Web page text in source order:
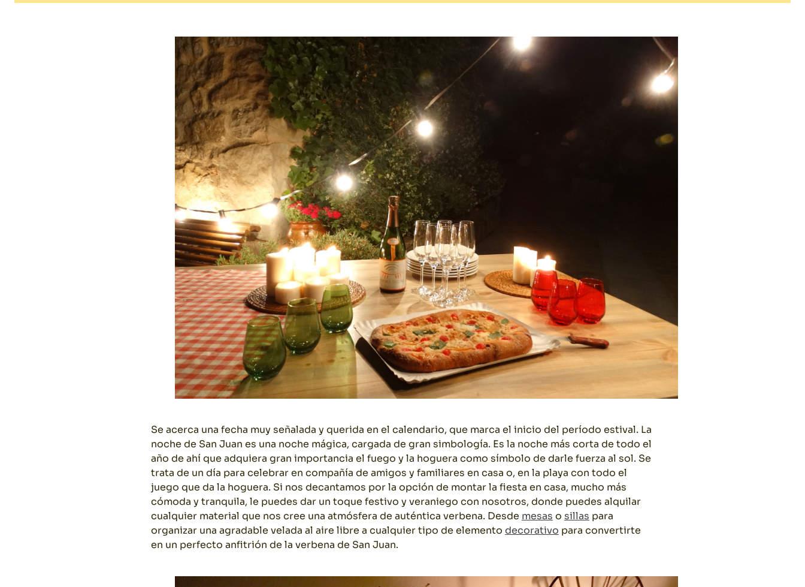
Se acerca una fecha muy señalada y querida en el calendario, que marca el inicio del período estival. La
noche de San Juan es una noche mágica, cargada de gran simbología. Es la noche más corta de todo el
año de ahí que adquiera gran importancia el fuego y la hoguera como símbolo de darle fuerza al sol. Se
trata de un día para celebrar en compañía de amigos y familiares en casa o, en la playa con todo el
juego que da la hoguera. Si nos decantamos por la opción de montar la fiesta en casa, mucho más
cómoda y tranquila, le puedes dar un toque festivo y veraniego con nosotros, donde puedes alquilar
cualquier material que nos cree una atmósfera de auténtica verbena. Desde mesas o sillas para
organizar una agradable velada al aire libre a cualquier tipo de elemento decorativo para convertirte
en un perfecto anfitrión de la verbena de San Juan.